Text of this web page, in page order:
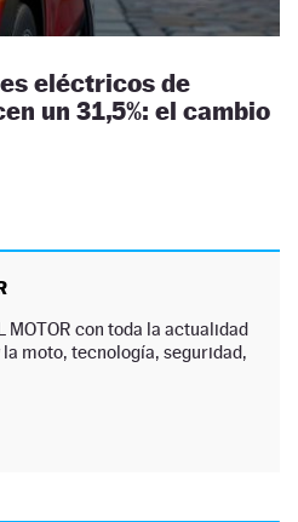
eléctricos de
un 31,5%: el cambio
MOTOR con toda la actualidad
moto, tecnología, seguridad,